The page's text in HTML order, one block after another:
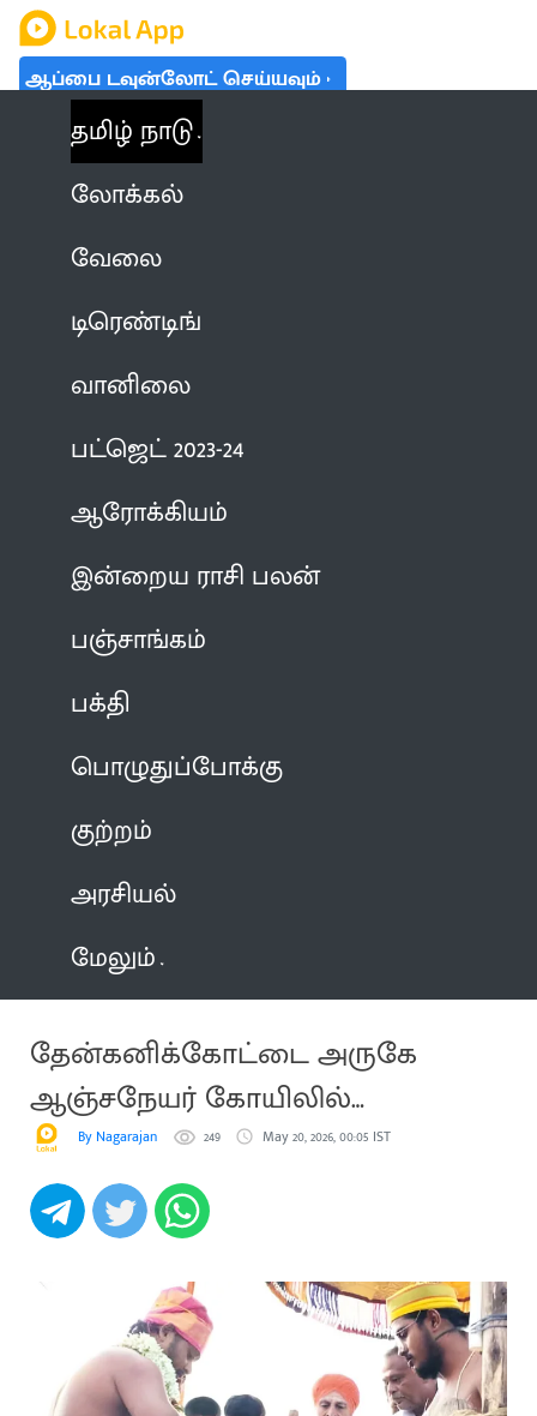
ஆப்பை டவுன்லோட் செய்யவும்
தமிழ் நாடு
லோக்கல்
வேலை
டிரெண்டிங்
வானிலை
பட்ஜெட் 2023-24
ஆரோக்கியம்
இன்றைய ராசி பலன்
பஞ்சாங்கம்
பக்தி
பொழுதுப்போக்கு
குற்றம்
அரசியல்
மேலும்
தேன்கனிக்கோட்டை அருகே
ஆஞ்சநேயர் கோயிலில்
கும்பாபிேஷக விழா.
By Nagarajan 249 May 20, 2026, 00:05 IST